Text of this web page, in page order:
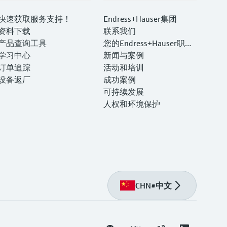
速获取服务支持！
料下载
品查询工具
习中心
单追踪
备返厂
Endress+Hauser集团
联系我们
您的Endress+Hauser职业
生涯
新闻与案例
活动和培训
成功案例
可持续发展
人权和环境保护
CHN•中文